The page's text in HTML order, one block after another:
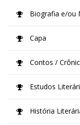
Biografia e/ou
Capa
Contos /
Estudos
História